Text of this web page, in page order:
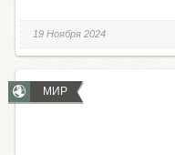
19 Ноября 2024
МИР